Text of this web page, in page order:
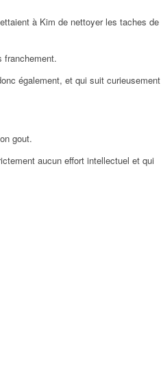
à Kim de nettoyer les taches de
franchement.
également, et qui suit curieusement
gout.
aucun effort intellectuel et qui